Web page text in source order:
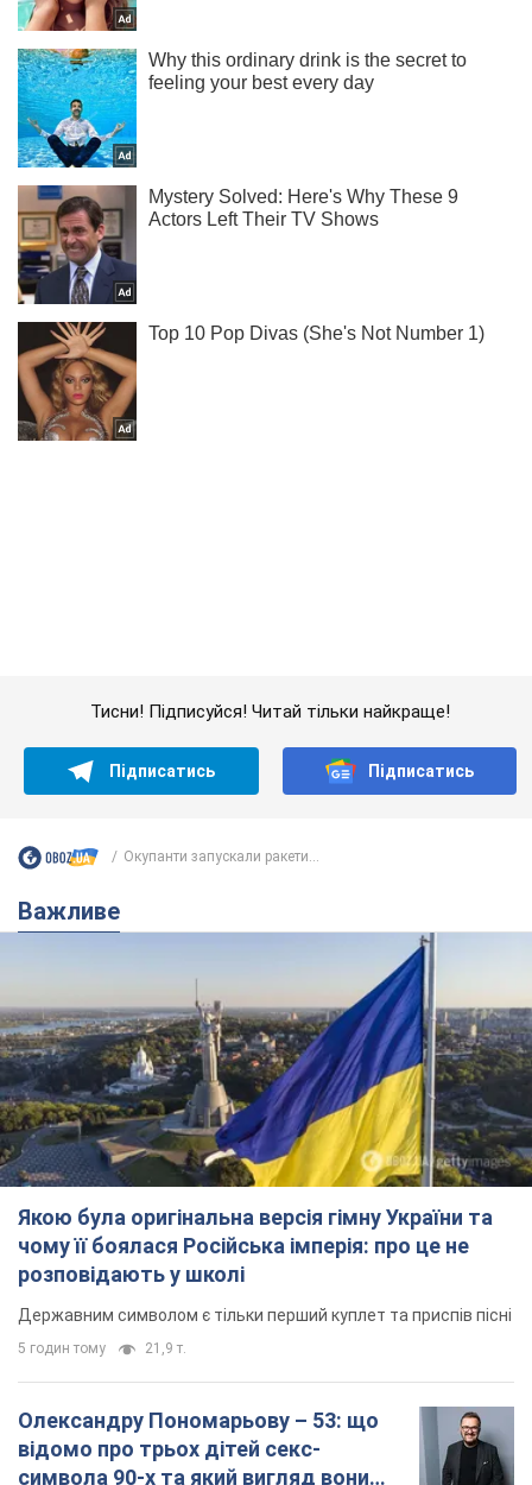
Якою була оригінальна версія гімну України та
чому її боялася Російська імперія: про це не
розповідають у школі
Державним символом є тільки перший куплет та приспів пісні
5 годин тому 21,9 т.
Олександру Пономарьову – 53: що
відомо про трьох дітей секс-
символа 90-х та який вигляд вони
мають
За розвитком кар'єри артист не забував про
долари 1996 року: чи приймають
обмінники та банки такі купюри